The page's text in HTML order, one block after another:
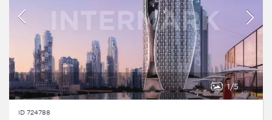
1 5
ID 724788